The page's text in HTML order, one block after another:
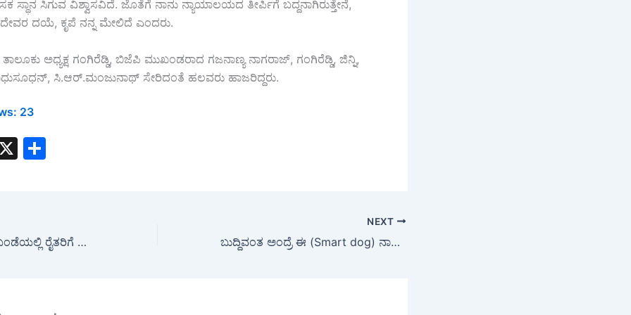
ಸ್ಥಾನ ಸಿಗುವ ವಿಶ್ವಾಸವಿದೆ. ಜೊತೆಗೆ ನಾನು ನ್ಯಾಯಾಲಯದ ತೀರ್ಪಿಗೆ ಬದ್ದನಾಗಿರುತ್ತೇನೆ,
ದೇವರ ದಯೆ, ಕೃಪೆ ನನ್ನ ಮೇಲಿದೆ ಎಂದರು.
ಅಧ್ಯಕ್ಷ ಗಂಗಿರೆಡ್ಡಿ, ಬಿಜೆಪಿ ಮುಖಂಡರಾದ ಗಜನಾಣ್ಯ ನಾಗರಾಜ್, ಗಂಗಿರೆಡ್ಡಿ, ಜಿನ್ನಿ,
ಸಿ.ಆರ್‍.ಮಂಜುನಾಥ್ ಸೇರಿದಂತೆ ಹಲವರು ಹಾಜರಿದ್ದರು.
23
X
Awareness : ಗುಡಿಬಂಡೆಯಲ್ಲಿ ರೈತರಿಗೆ ಉಚಿತ ಹೆಲ್ಮೆಟ್ ವಿತರಿಸಿ ಜಾಗೃತಿ ಮೂಡಿಸಿದ ಧಾತ್ರಿ ಸೇವಾ ಟ್ರಸ್ಟ್
NEXT
ಬುದ್ಧಿವಂತ ಅಂದ್ರೆ ಈ (Smart dog) ನಾಯಿನೇ! ಗಾಯಗೊಂಡ ಕಾಲಿನೊಂದಿಗೆ ತಾನಾಗಿಯೇ ಕ್ಲಿನಿಕ್‌ಗೆ ಬಂದ ಶ್ವಾನ; ಮುಂದೇನಾಯ್ತು ಗೊತ್ತಾ?